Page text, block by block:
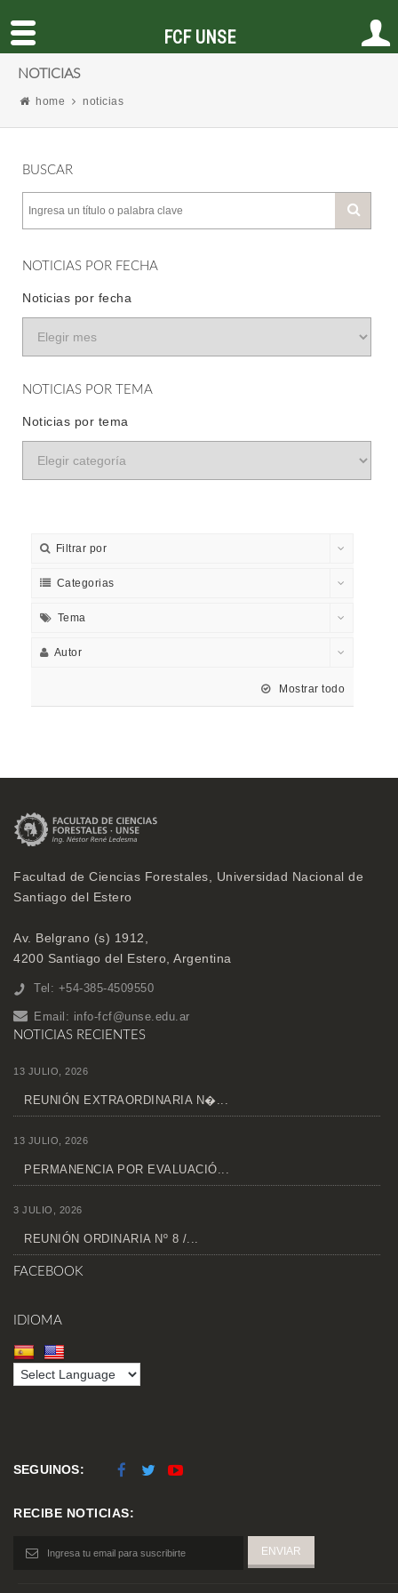
NOTICIAS
home noticias
BUSCAR
NOTICIAS POR FECHA
Noticias por fecha
NOTICIAS POR TEMA
Noticias por tema
Filtrar por
Categorias
Tema
Autor
Mostrar todo
Facultad de Ciencias Forestales, Universidad Nacional de
Santiago del Estero
Av. Belgrano (s) 1912,
4200 Santiago del Estero, Argentina
Tel: +54-385-4509550
Email: info-fcf@unse.edu.ar
NOTICIAS RECIENTES
13 JULIO, 2026
REUNIÓN EXTRAORDINARIA N�...
13 JULIO, 2026
PERMANENCIA POR EVALUACIÓ...
3 JULIO, 2026
REUNIÓN ORDINARIA Nº 8 /...
FACEBOOK
IDIOMA
SEGUINOS:
RECIBE NOTICIAS:
FCF UNSE